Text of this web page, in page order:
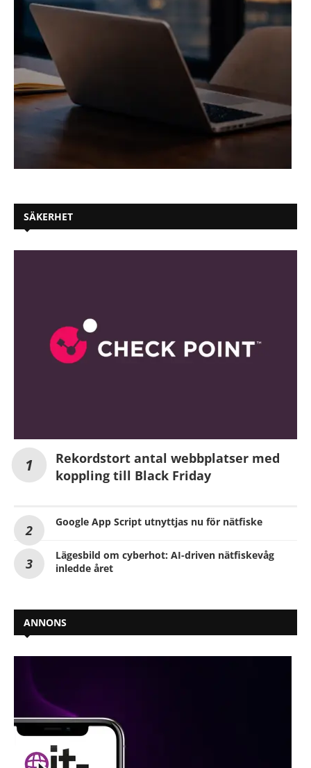
SÄKERHET
Rekordstort antal webbplatser med
koppling till Black Friday
Google App Script utnyttjas nu för nätfiske
Lägesbild om cyberhot: AI-driven nätfiskevåg
inledde året
ANNONS